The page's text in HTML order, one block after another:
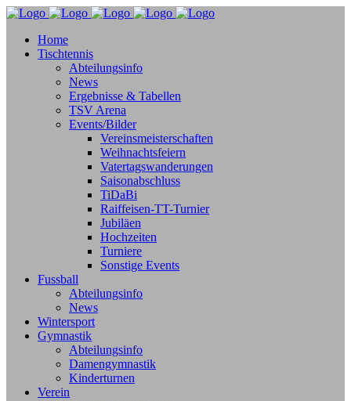
Home
Tischtennis
Abteilungsinfo
News
Ergebnisse & Tabellen
TSV Arena
Events/Bilder
Vereinsmeisterschaften
Weihnachtsfeiern
Vatertagswanderungen
Saisonabschluss
TiDaBi
Raiffeisen-TT-Turnier
Jubiläen
Hochzeiten
Turniere
Sonstige Events
Fussball
Abteilungsinfo
News
Wintersport
Gymnastik
Abteilungsinfo
Damengymnastik
Kinderturnen
Verein